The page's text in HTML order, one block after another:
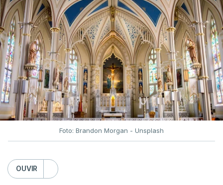
Foto: Brandon Morgan - Unsplash
OUVIR